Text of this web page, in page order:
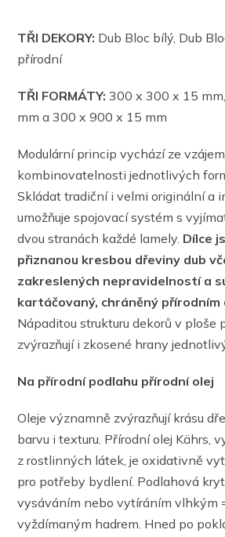
TŘI DEKORY: Dub Bloc bílý, Dub
přírodní
TŘI FORMÁTY:300 x 300 x 15
mm a 300 x 900 x 15 mm
Modulární princip vychází ze
kombinovatelnosti jednotlivých
Skládat tradiční i velmi originální a
umožňuje spojovací systém s
dvou stranách každé lamely. Dílce
přiznanou kresbou dřeviny dub
zakreslených nepravidelností a
kartáčovaný, chráněný přírodním
Nápaditou strukturu dekorů v ploše
zvýrazňují i zkosené hrany
Na přírodní podlahu přírodní olej
Oleje významně zvýrazňují krásu
barvu i texturu. Přírodní olej Kährs,
z rostlinných látek, je oxidativně
pro potřeby bydlení. Podlahová
vysáváním nebo vytíráním vlhkým
vyždímaným hadrem. Hned po